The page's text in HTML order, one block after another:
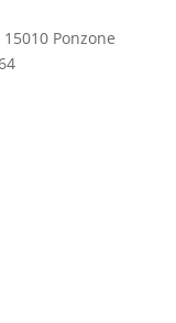
15010 Ponzone